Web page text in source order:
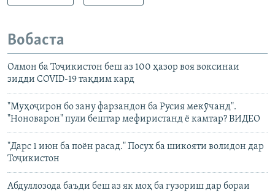
Вобаста
Олмон ба Тоҷикистон беш аз 100 ҳазор воя воксинаи
зидди COVID-19 тақдим кард
"Муҳоҷирон бо зану фарзандон ба Русия мекӯчанд".
"Ноноварон" пули бештар мефиристанд ё камтар? ВИДЕО
"Дарс 1 июн ба поён расад." Посух ба шикояти волидон дар
Тоҷикистон
Абдуллозода баъди беш аз як моҳ ба гузориш дар бораи